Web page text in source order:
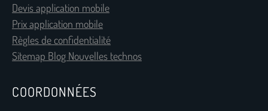
Devis application mobile
Prix application mobile
Règles de confidentialité
Sitemap Blog Nouvelles technos
COORDONNÉES